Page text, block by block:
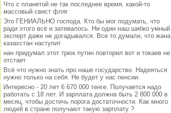
Что с планетой не так последнее время, какой-то
массовый свист фляг
Это ГЕНИАЛЬНО господа. Кто бы мог подумать, что
ради этого всё и затевалось. Ни один наш шибко умный
эксперт даже не догадывался. Все то думали, что жана
казахстан наступит
нан придумал этот трюк путин повторил вот и токаев не
отстает
Всё что нужно знать про наше государство. Надеяться
нужно только на себя. Не будет у нас пенсии.
Интересно - 20 лет 6 670 000 тенге. Получается надо
работать с 18 лет. И зарплата должна быть 2 800 000 в
месяц, чтобы достичь порога достаточности. Как много
людей в стране получают такую зарплату ?